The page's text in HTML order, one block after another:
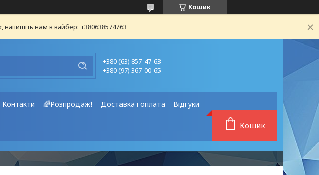
Кошик
нам в вайбер: +380638574763
+380 (63) 857-47-63
+380 (97) 367-00-65
Контакти 🌈Розпродаж❗ Доставка і оплата Відгуки
Кошик